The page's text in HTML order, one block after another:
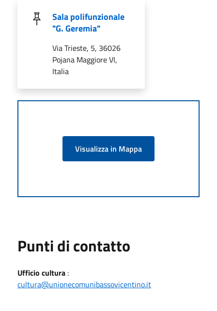
Sala polifunzionale
"G. Geremia"
Via Trieste, 5, 36026
Pojana Maggiore VI,
Italia
Visualizza in Mappa
Punti di contatto
Ufficio cultura :
cultura@unionecomunibassovicentino.it